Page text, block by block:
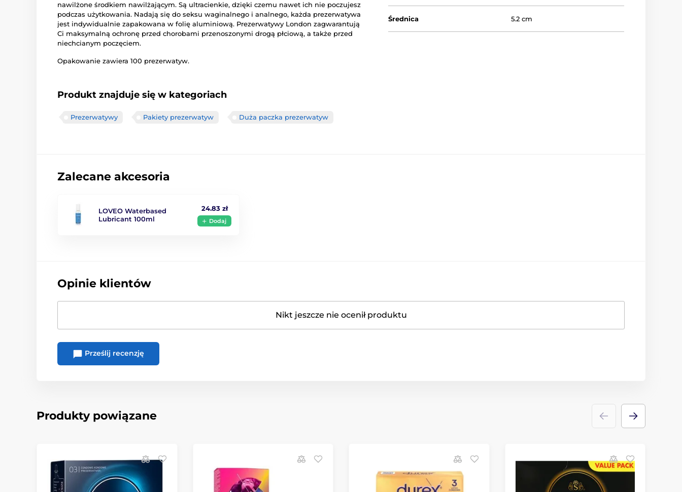
nawilżone środkiem nawilżającym. Są ultracienkie, dzięki czemu nawet ich nie poczujesz
podczas użytkowania. Nadają się do seksu waginalnego i analnego, każda prezerwatywa
jest indywidualnie zapakowana w folię aluminiową. Prezerwatywy London zagwarantują
Ci maksymalną ochronę przed chorobami przenoszonymi drogą płciową, a także przed
niechcianym poczęciem.
Opakowanie zawiera 100 prezerwatyw.
Produkt znajduje się w kategoriach
Prezerwatywy Pakiety prezerwatyw Duża paczka prezerwatyw
Średnica 5.2 cm
Zalecane akcesoria
LOVEO Waterbased
Lubricant 100ml
24.83 zł
Dodaj
Opinie klientów
Nikt jeszcze nie ocenił produktu
Prześlij recenzję
Produkty powiązane